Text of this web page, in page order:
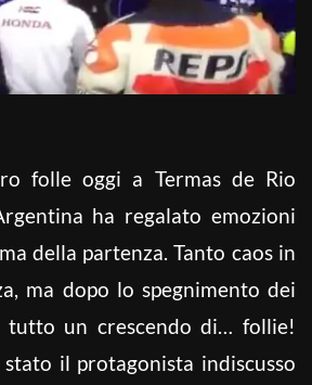
folle oggi a Termas de Rio
ha regalato emozioni
della partenza. Tanto caos in
ma dopo lo spegnimento dei
tutto un crescendo di… follie!
il protagonista indiscusso